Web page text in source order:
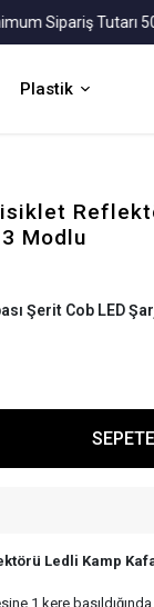
Sipariş Tutarı 5000
Plastik
Modlu
Şerit Cob LED
Ledli Kamp
1 kere